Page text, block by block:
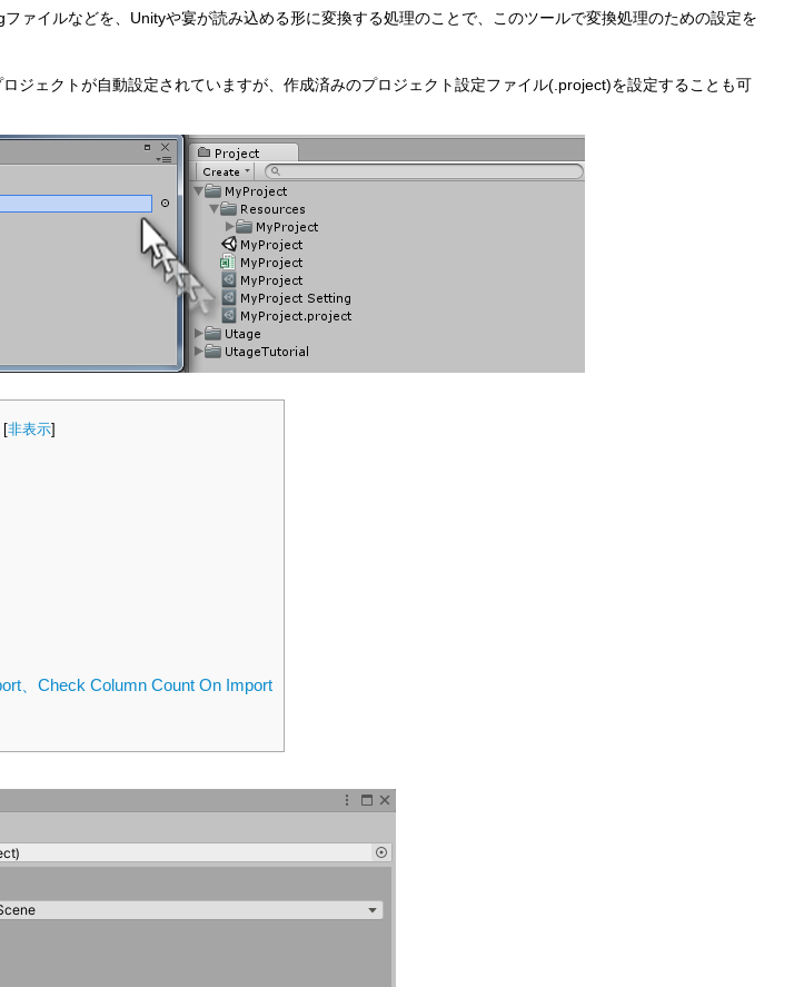
ァイルなどを、Unityや宴が読み込める形に変換する処理のことで、このツールで変換処理のための設定を
ジェクトが自動設定されていますが、作成済みのプロジェクト設定ファイル(.project)を設定することも可
[非表示]
、Check Column Count On Import